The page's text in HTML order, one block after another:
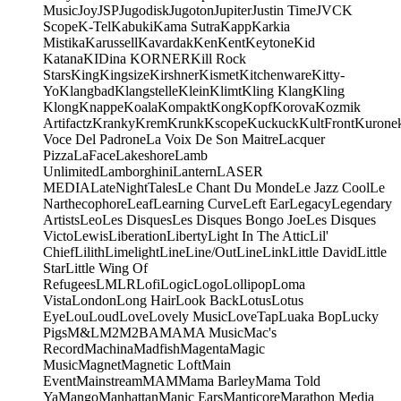
MusicJoyJSPJugodiskJugotonJupiterJustin TimeJVCK
ScopeK-TelKabukiKama SutraKappKarkia
MistikaKarussellKavardakKenKentKeytoneKid
KatanaKIDina KORNERKill Rock
StarsKingKingsizeKirshnerKismetKitchenwareKitty-
YoKlangbadKlangstelleKleinKlimtKling KlangKling
KlongKnappeKoalaKompaktKongKopfKorovaKozmik
ArtifactzKrankyKremKrunkKscopeKuckuckKultFront
Voce Del PadroneLa Voix De Son MaitreLacquer
PizzaLaFaceLakeshoreLamb
UnlimitedLamborghiniLanternLASER
MEDIALateNightTalesLe Chant Du MondeLe Jazz CoolLe
NarthecophoreLeafLearning CurveLeft EarLegacyLegendary
ArtistsLeoLes DisquesLes Disques Bongo JoeLes Disques
VictoLewisLiberationLibertyLight In The AtticLil'
ChiefLilithLimelightLineLine/OutLineLinkLittle DavidLittle
StarLittle Wing Of
RefugeesLMLRLofiLogicLogoLollipopLoma
VistaLondonLong HairLook BackLotusLotus
EyeLouLoudLoveLovely MusicLoveTapLuaka BopLucky
PigsM&LM2M2BAMAMA MusicMac's
RecordMachinaMadfishMagentaMagic
MusicMagnetMagnetic LoftMain
EventMainstreamMAMMama BarleyMama Told
YaMangoManhattanManic EarsManticoreMarathon Media